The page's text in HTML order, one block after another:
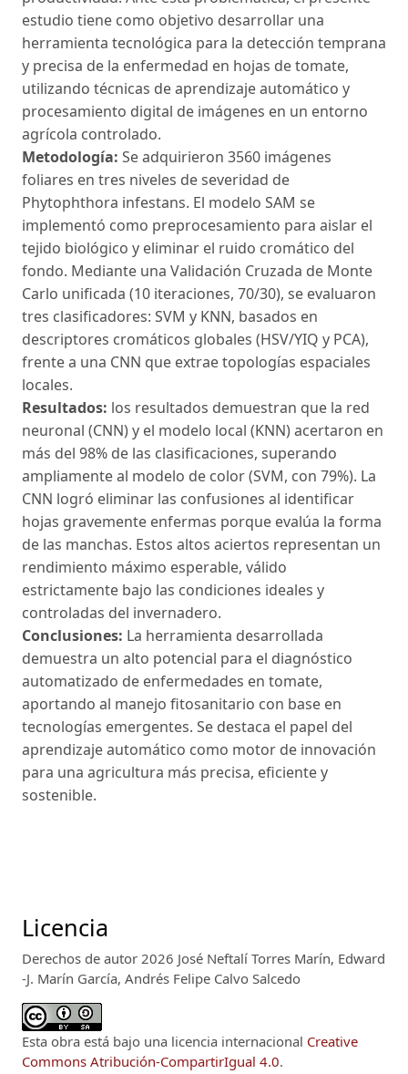
estudio tiene como objetivo desarrollar una
herramienta tecnológica para la detección temprana
y precisa de la enfermedad en hojas de tomate,
utilizando técnicas de aprendizaje automático y
procesamiento digital de imágenes en un entorno
agrícola controlado.
Metodología: Se adquirieron 3560 imágenes
foliares en tres niveles de severidad de
Phytophthora infestans. El modelo SAM se
implementó como preprocesamiento para aislar el
tejido biológico y eliminar el ruido cromático del
fondo. Mediante una Validación Cruzada de Monte
Carlo unificada (10 iteraciones, 70/30), se evaluaron
tres clasificadores: SVM y KNN, basados en
descriptores cromáticos globales (HSV/YIQ y PCA),
frente a una CNN que extrae topologías espaciales
locales.
Resultados: los resultados demuestran que la red
neuronal (CNN) y el modelo local (KNN) acertaron en
más del 98% de las clasificaciones, superando
ampliamente al modelo de color (SVM, con 79%). La
CNN logró eliminar las confusiones al identificar
hojas gravemente enfermas porque evalúa la forma
de las manchas. Estos altos aciertos representan un
rendimiento máximo esperable, válido
estrictamente bajo las condiciones ideales y
controladas del invernadero.
Conclusiones: La herramienta desarrollada
demuestra un alto potencial para el diagnóstico
automatizado de enfermedades en tomate,
aportando al manejo fitosanitario con base en
tecnologías emergentes. Se destaca el papel del
aprendizaje automático como motor de innovación
para una agricultura más precisa, eficiente y
sostenible.
Licencia
Derechos de autor 2026 José Neftalí Torres Marín, Edward
-J. Marín García, Andrés Felipe Calvo Salcedo
Esta obra está bajo una licencia internacional Creative
Commons Atribución-CompartirIgual 4.0.